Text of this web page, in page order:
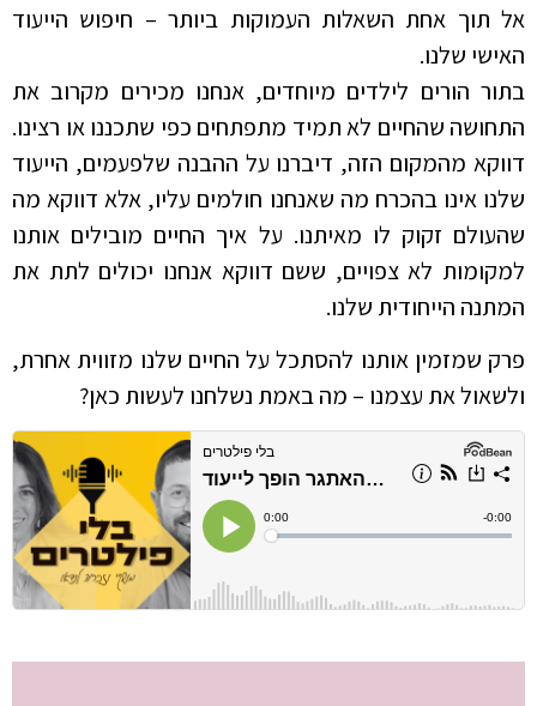
אל תוך אחת השאלות העמוקות ביותר – חיפוש הייעוד
האישי שלנו.
בתור הורים לילדים מיוחדים, אנחנו מכירים מקרוב את
התחושה שהחיים לא תמיד מתפתחים כפי שתכננו או רצינו.
דווקא מהמקום הזה, דיברנו על ההבנה שלפעמים, הייעוד
שלנו אינו בהכרח מה שאנחנו חולמים עליו, אלא דווקא מה
שהעולם זקוק לו מאיתנו. על איך החיים מובילים אותנו
למקומות לא צפויים, ששם דווקא אנחנו יכולים לתת את
המתנה הייחודית שלנו.
פרק שמזמין אותנו להסתכל על החיים שלנו מזווית אחרת,
ולשאול את עצמנו – מה באמת נשלחנו לעשות כאן?